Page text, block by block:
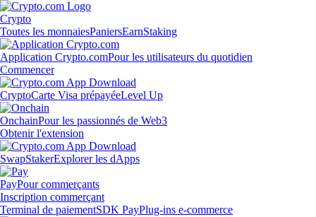
Crypto
Toutes les monnaiesPaniersEarnStaking
Application Crypto.comPour les utilisateurs du quotidien
Commencer
CryptoCarte Visa prépayéeLevel Up
OnchainPour les passionnés de Web3
Obtenir l'extension
SwapStakerExplorer les dApps
PayPour commerçants
Inscription commerçant
Terminal de paiementSDK PayPlug-ins e-commerce